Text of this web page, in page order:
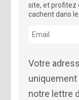
site, et profitez
cachent dans
Votre
notre lettre